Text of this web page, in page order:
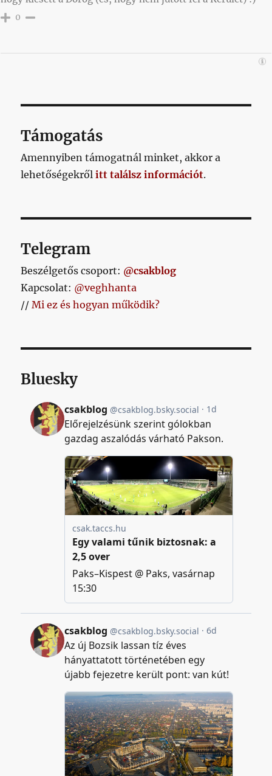
0
Támogatás
Amennyiben támogatnál minket, akkor a
lehetőségekrőlitt találsz információt.
Telegram
Beszélgetős csoport: @csakblog
Kapcsolat: @veghhanta
//Mi ez és hogyan működik?
Bluesky